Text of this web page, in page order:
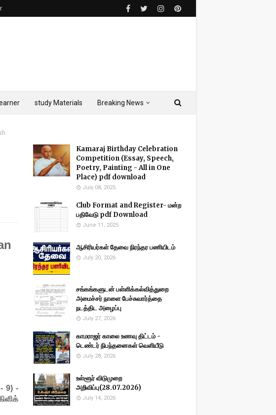
study Materials Breaking News
9) -
Kamaraj Birthday Celebration
Competition (Essay, Speech,
Poetry, Painting - All in One
Place) pdf download
July 08, 2025
Club Format and Register- மன்ற
பதிவேடு pdf Download
June 11, 2025
ஆசிரியர்கள் தேவை நிரந்தர பணியிடம்
July 20, 2026
சங்கங்களுடன் பள்ளிக்கல்வித்துறை
அமைச்சர் நாளை பேச்சுவார்த்தை
நடத்திட அழைப்பு
July 27, 2026
காமராஜர் காலை உணவு திட்டம் -
டெண்டர் நிபந்தனைகள் வெளியீடு
July 28, 2026
உள்ளூர் விடுமுறை
அறிவிப்பு(28.07.2026)
July 14, 2026